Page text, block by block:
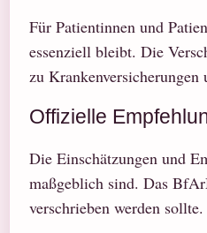
Für Patientinnen und
essenziell bleibt. Die
zu
Offizielle
Die Einschätzungen und
maßgeblich sind. Das
verschrieben werden sollte.